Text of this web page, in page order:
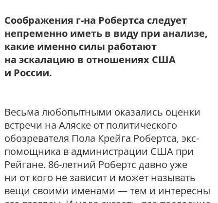
Соображения г-на Робертса следует
непременно иметь в виду при анализе,
какие именно силы работают
на эскалацию в отношениях США
и России.
Весьма любопытными оказались оценки
встречи на Аляске от политического
обозревателя Пола Крейга Робертса, экс-
помощника в администрации США при
Рейгане. 86-летний Робертс давно уже
ни от кого не зависит и может называть
вещи своими именами — тем и интересны